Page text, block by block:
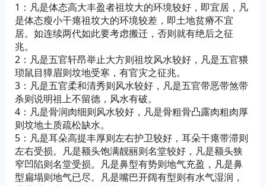
1：凡是体态高大丰盈者祖坟大的环境较好，即宜居，凡
是体态瘦小干瘪祖坟大的环境较差，即土地贫瘠不宜
居。如连续两代如此要考虑搬迁，否则就有绝后之征
兆。
2：凡是五官轩昂举止大方则祖坟风水较好，凡是五官猥
琐鼠目獐眉则坟地受寒，有官灾之征兆。
3：凡是五官柔和清秀则风水较好，凡是五官带恶带煞带
杀则说明祖上不留德，风水有破。
4：凡是骨润肉细则风水较好，凡是骨粗骨凸露肉粗肉厚
则坟地土质疏松缺水。
5：凡是耳朵高提丰厚则左右护卫较好，耳朵干瘪带滞则
左右受损。凡是额头饱满靓丽则名堂较好，凡是额头狭
窄凹陷则名堂受损。凡是鼻型有势则地气充盈，凡是鼻
型扁塌则地气已尽。凡是嘴巴开阔有型则有水气湿润，